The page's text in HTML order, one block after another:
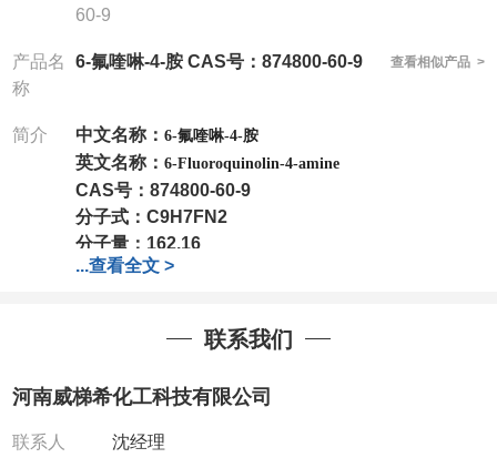
60-9
产品名
称
6-氟喹啉-4-胺 CAS号：874800-60-9 查看相似产品 >
简介 中文名称： 6-氟喹啉-4-胺
英文名称： 6-Fluoroquinolin-4-amine
CAS号： 874800-60-9
分子式： C9H7FN2
分子量： 162.16
包装：1Mg ; 5Mg;10Mg ;100Mg;250Mg ;500Mg
我司对高校及科研单位先发货和
作中有用到的试剂,欢迎前来询购
电话:0371-63377391/13393727064
QQ:3930072831
:13393727064
...查看全文 >
联系我们
河南威梯希化工科技有限公司
联系人 沈经理